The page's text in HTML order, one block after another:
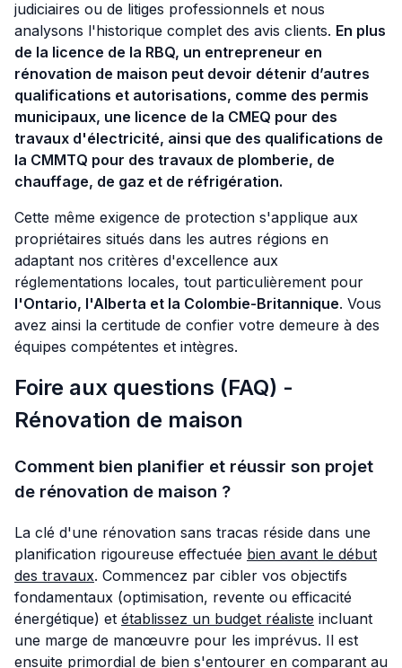
judiciaires ou de litiges professionnels et nous
analysons l'historique complet des avis clients. En plus
de la licence de la RBQ, un entrepreneur en
rénovation de maison peut devoir détenir d’autres
qualifications et autorisations, comme des permis
municipaux, une licence de la CMEQ pour des
travaux d'électricité, ainsi que des qualifications de
la CMMTQ pour des travaux de plomberie, de
chauffage, de gaz et de réfrigération.
Cette même exigence de protection s'applique aux
propriétaires situés dans les autres régions en
adaptant nos critères d'excellence aux
réglementations locales, tout particulièrement pour
l'Ontario, l'Alberta et la Colombie-Britannique. Vous
avez ainsi la certitude de confier votre demeure à des
équipes compétentes et intègres.
Foire aux questions (FAQ) -
Rénovation de maison
Comment bien planifier et réussir son projet
de rénovation de maison ?
La clé d'une rénovation sans tracas réside dans une
planification rigoureuse effectuée bien avant le début
des travaux. Commencez par cibler vos objectifs
fondamentaux (optimisation, revente ou efficacité
énergétique) et établissez un budget réaliste incluant
une marge de manœuvre pour les imprévus. Il est
ensuite primordial de bien s'entourer en comparant au